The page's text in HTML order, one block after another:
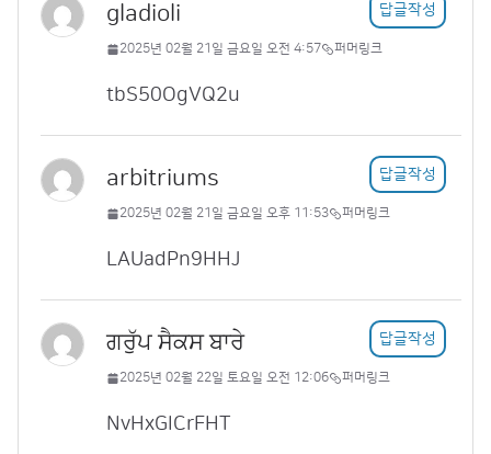
gladioli 답글작성
2025년 02월 21일 금요일 오전 4:57 퍼머링크
tbS50OgVQ2u
arbitriums 답글작성
2025년 02월 21일 금요일 오후 11:53 퍼머링크
LAUadPn9HHJ
ਗਰੁੱਪ ਸੈਕਸ ਬਾਰੇ 답글작성
2025년 02월 22일 토요일 오전 12:06 퍼머링크
NvHxGICrFHT